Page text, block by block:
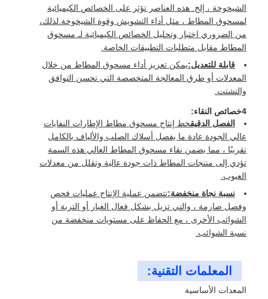
الشيخوخة ، إلخ. هذه العناصر تؤثر على الخصائص الكيميائية
لمسحوق المطاط ، مثل أداء التشويش وقوة الشيخوخة.لذلك،
من الضروري اختبار وتحليل الخصائص الكيميائية لـ مسحوق
المطاط مقابل متطلبات التطبيقات الخاصة.
قابلة للتعديل:يمكن تعزيز أداء مسحوق المطاط من خلال
المعدلات أو طرق المعالجة المتخصصة التي تحسن التوافق
والتشتت.
4خصائص النقاء:
الفصل الدقيقخط إنتاج مسحوق مطاط الإطارات النفايات
عالي الجودة عادة ما يفصل أسلاك الصلب والألياف بالكامل
تقريبًا ، مما يضمن نقاء مسحوق المطاط العالي.هذه السمة
تؤدي إلى منتجات المطاط ذات جودة عالية وتقلل من معدلات
العيوب.
نسبة نجاة منخفضة:تتضمن عملية الإنتاج عمليات فحص
وفصل صارمة ، والتي تزيل بشكل فعال الغبار أو التربة أو
الشوائب الأخرى ، مع الحفاظ على مستويات منخفضة من
نسبة الشوائب.
المعلمات التقنية:
المعدات الأساسية